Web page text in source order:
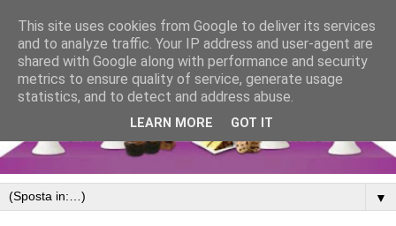
▼
This site uses cookies from Google to deliver its services
and to analyze traffic. Your IP address and user-agent are
shared with Google along with performance and security
metrics to ensure quality of service, generate usage
statistics, and to detect and address abuse.
LEARN MORE GOT IT